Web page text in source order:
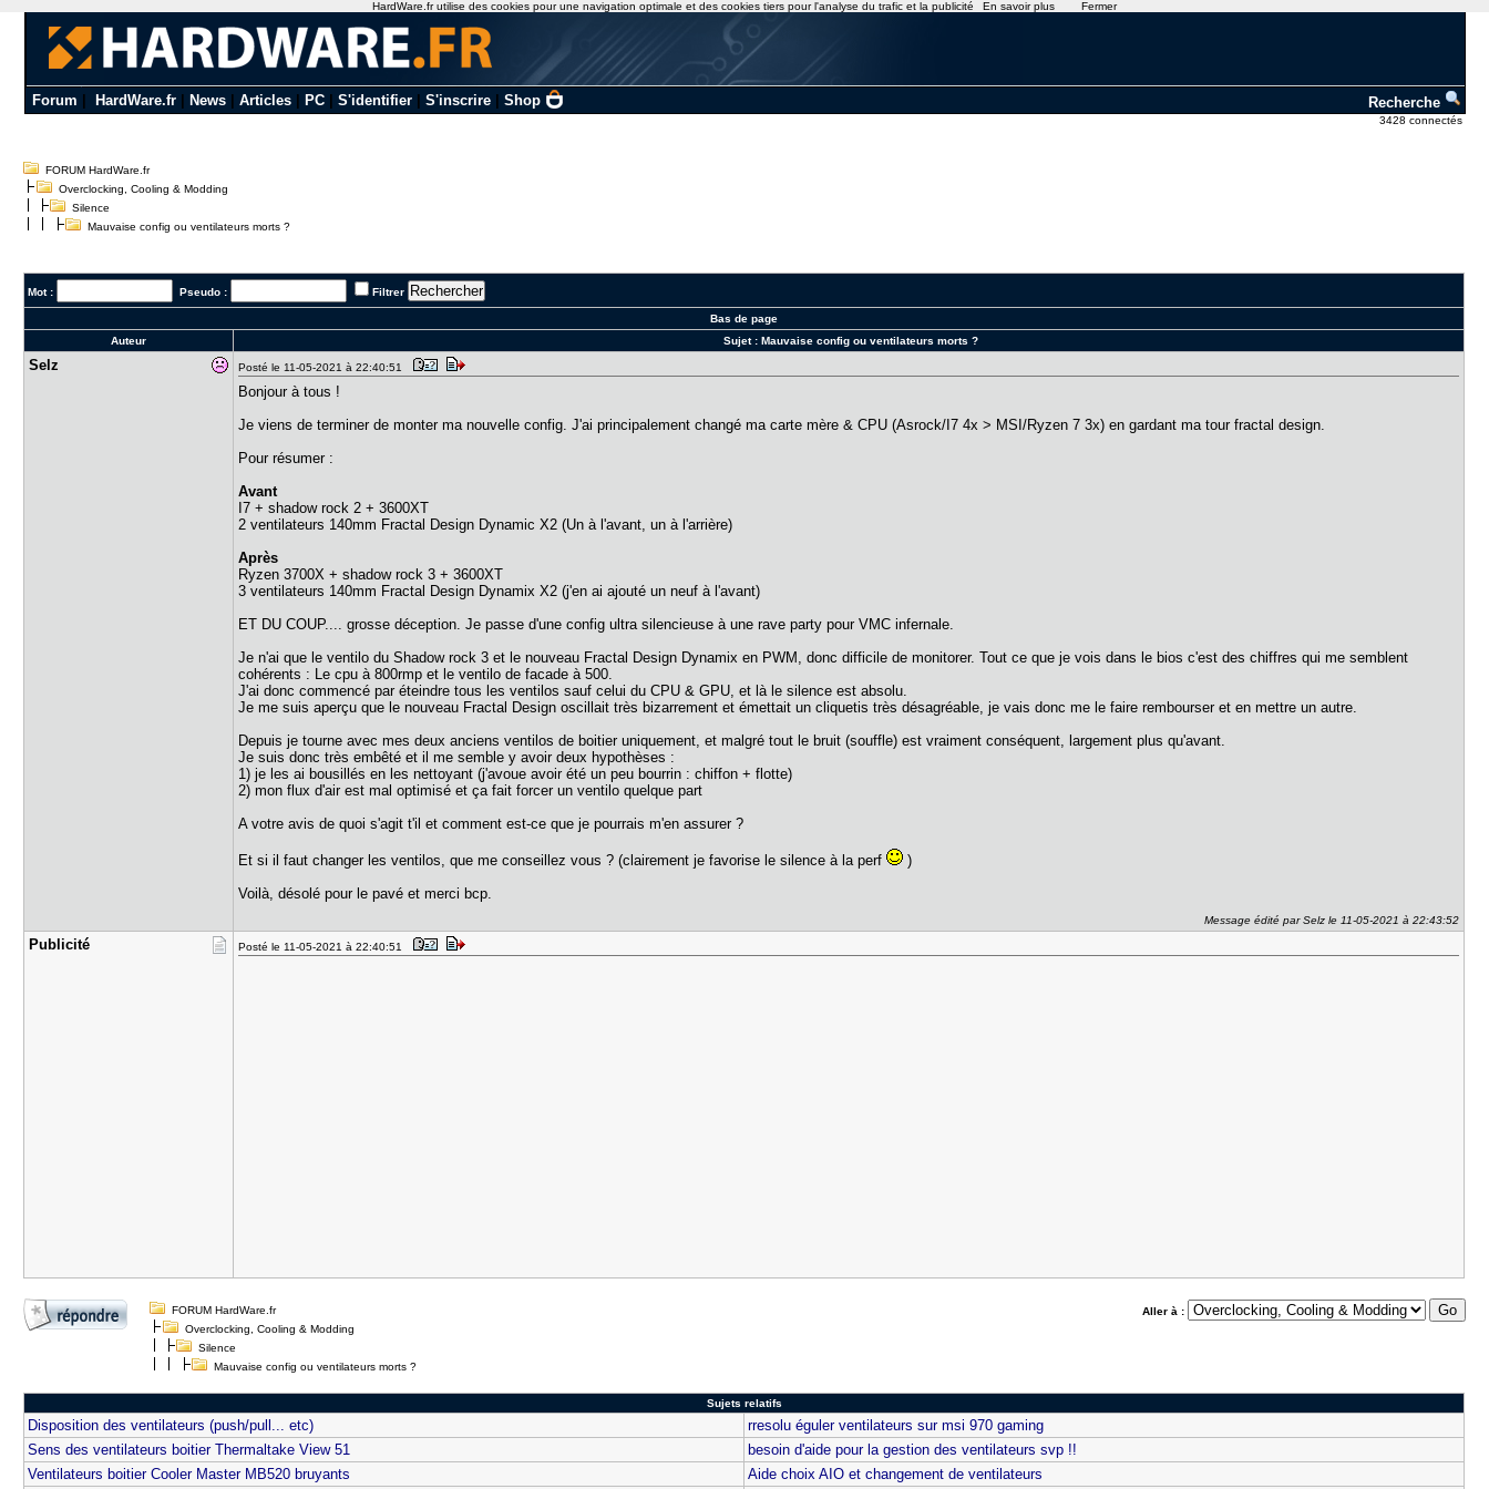
Forum HardWare.fr| News| Articles| PC| S'identifier| S'inscrire| Shop Recherche
3428 connectés
FORUM HardWare.fr
Overclocking, Cooling & Modding
Silence
Mauvaise config ou ventilateurs morts ?
Mot : Pseudo : Filtrer
Bas de page
Auteur
Sujet : Mauvaise config ou ventilateurs morts ?
Selz Posté le 11-05-2021 à 22:40:51
Bonjour à tous !
Je viens de terminer de monter ma nouvelle config. J'ai principalement changé ma carte mère & CPU (Asrock/I7 4x > MSI/Ryzen 7 3x) en gardant ma tour fractal design.
Pour résumer :
Avant
I7 + shadow rock 2 + 3600XT
2 ventilateurs 140mm Fractal Design Dynamic X2 (Un à l'avant, un à l'arrière)
Après
Ryzen 3700X + shadow rock 3 + 3600XT
3 ventilateurs 140mm Fractal Design Dynamix X2 (j'en ai ajouté un neuf à l'avant)
ET DU COUP.... grosse déception. Je passe d'une config ultra silencieuse à une rave party pour VMC infernale.
Je n'ai que le ventilo du Shadow rock 3 et le nouveau Fractal Design Dynamix en PWM, donc difficile de monitorer. Tout ce que je vois dans le bios c'est des chiffres qui me semblent
cohérents : Le cpu à 800rmp et le ventilo de facade à 500.
J'ai donc commencé par éteindre tous les ventilos sauf celui du CPU & GPU, et là le silence est absolu.
Je me suis aperçu que le nouveau Fractal Design oscillait très bizarrement et émettait un cliquetis très désagréable, je vais donc me le faire rembourser et en mettre un autre.
Depuis je tourne avec mes deux anciens ventilos de boitier uniquement, et malgré tout le bruit (souffle) est vraiment conséquent, largement plus qu'avant.
Je suis donc très embêté et il me semble y avoir deux hypothèses :
1) je les ai bousillés en les nettoyant (j'avoue avoir été un peu bourrin : chiffon + flotte)
2) mon flux d'air est mal optimisé et ça fait forcer un ventilo quelque part
A votre avis de quoi s'agit t'il et comment est-ce que je pourrais m'en assurer ?
Et si il faut changer les ventilos, que me conseillez vous ? (clairement je favorise le silence à la perf
)
Voilà, désolé pour le pavé et merci bcp.
Message édité par Selz le 11-05-2021 à 22:43:52
Publicité Posté le 11-05-2021 à 22:40:51
Aller à :
FORUM HardWare.fr
Overclocking, Cooling & Modding
Silence
Mauvaise config ou ventilateurs morts ?
Sujets relatifs
Disposition des ventilateurs (push/pull... etc)
rresolu éguler ventilateurs sur msi 970 gaming
Sens des ventilateurs boitier Thermaltake View 51
besoin d'aide pour la gestion des ventilateurs svp !!
Ventilateurs boitier Cooler Master MB520 bruyants
Aide choix AIO et changement de ventilateurs
HardWare.fr utilise des cookies pour une navigation optimale et des cookies tiers pour l'analyse du trafic et la publicité En savoir plus Fermer